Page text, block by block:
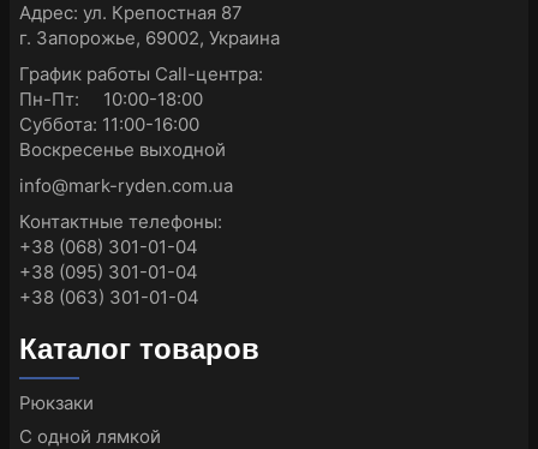
Адрес: ул. Крепостная 87
г. Запорожье, 69002, Украина
График работы Call-центра:
Пн-Пт: 10:00-18:00
Суббота: 11:00-16:00
Воскресенье выходной
info@mark-ryden.com.ua
Контактные телефоны:
+38 (068) 301-01-04
+38 (095) 301-01-04
+38 (063) 301-01-04
Каталог товаров
Рюкзаки
С одной лямкой